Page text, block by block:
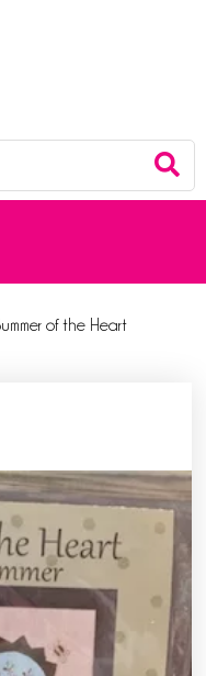
of the Heart